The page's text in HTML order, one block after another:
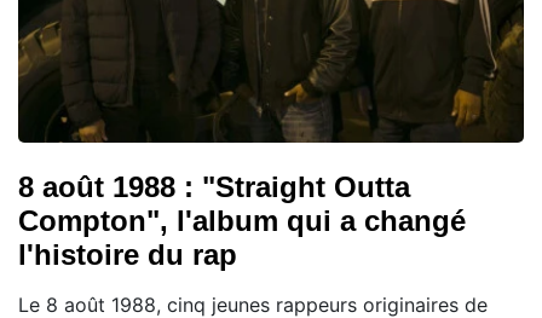
8 août 1988 : "Straight Outta
Compton", l'album qui a changé
l'histoire du rap
Le 8 août 1988, cinq jeunes rappeurs originaires de